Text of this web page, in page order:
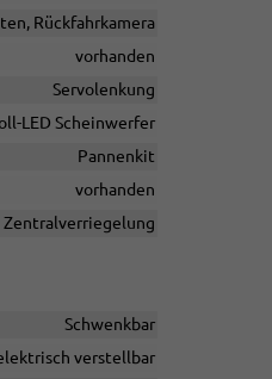
Rückfahrkamera
vorhanden
Servolenkung
LED Scheinwerfer
Pannenkit
vorhanden
Zentralverriegelung
Schwenkbar
verstellbar